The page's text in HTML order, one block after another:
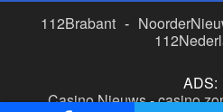
112Brabant -
ADS:
Casino Nieuws-casino